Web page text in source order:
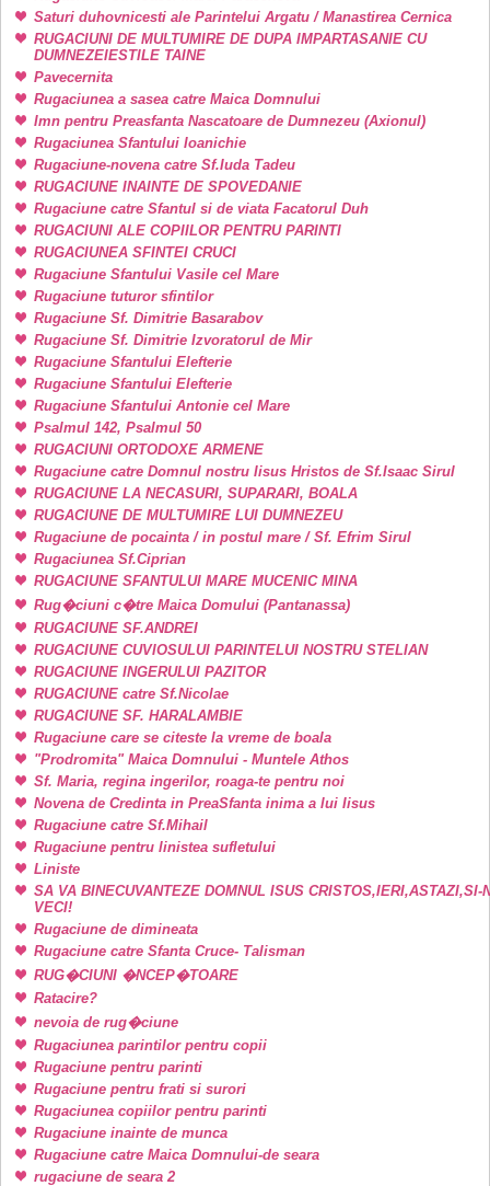
Saturi duhovnicesti ale Parintelui Argatu / Manastirea Cernica
RUGACIUNI DE MULTUMIRE DE DUPA IMPARTASANIE CU
DUMNEZEIESTILE TAINE
Pavecernita
Rugaciunea a sasea catre Maica Domnului
Imn pentru Preasfanta Nascatoare de Dumnezeu (Axionul)
Rugaciunea Sfantului Ioanichie
Rugaciune-novena catre Sf.Iuda Tadeu
RUGACIUNE INAINTE DE SPOVEDANIE
Rugaciune catre Sfantul si de viata Facatorul Duh
RUGACIUNI ALE COPIILOR PENTRU PARINTI
RUGACIUNEA SFINTEI CRUCI
Rugaciune Sfantului Vasile cel Mare
Rugaciune tuturor sfintilor
Rugaciune Sf. Dimitrie Basarabov
Rugaciune Sf. Dimitrie Izvoratorul de Mir
Rugaciune Sfantului Elefterie
Rugaciune Sfantului Elefterie
Rugaciune Sfantului Antonie cel Mare
Psalmul 142, Psalmul 50
RUGACIUNI ORTODOXE ARMENE
Rugaciune catre Domnul nostru Iisus Hristos de Sf.Isaac Sirul
RUGACIUNE LA NECASURI, SUPARARI, BOALA
RUGACIUNE DE MULTUMIRE LUI DUMNEZEU
Rugaciune de pocainta / in postul mare / Sf. Efrim Sirul
Rugaciunea Sf.Ciprian
RUGACIUNE SFANTULUI MARE MUCENIC MINA
Rug�ciuni c�tre Maica Domului (Pantanassa)
RUGACIUNE SF.ANDREI
RUGACIUNE CUVIOSULUI PARINTELUI NOSTRU STELIAN
RUGACIUNE INGERULUI PAZITOR
RUGACIUNE catre Sf.Nicolae
RUGACIUNE SF. HARALAMBIE
Rugaciune care se citeste la vreme de boala
"Prodromita" Maica Domnului - Muntele Athos
Sf. Maria, regina ingerilor, roaga-te pentru noi
Novena de Credinta in PreaSfanta inima a lui Iisus
Rugaciune catre Sf.Mihail
Rugaciune pentru linistea sufletului
Liniste
SA VA BINECUVANTEZE DOMNUL ISUS CRISTOS,IERI,ASTAZI,SI-
VECI!
Rugaciune de dimineata
Rugaciune catre Sfanta Cruce- Talisman
RUG�CIUNI �NCEP�TOARE
Ratacire?
nevoia de rug�ciune
Rugaciunea parintilor pentru copii
Rugaciune pentru parinti
Rugaciune pentru frati si surori
Rugaciunea copiilor pentru parinti
Rugaciune inainte de munca
Rugaciune catre Maica Domnului-de seara
rugaciune de seara 2